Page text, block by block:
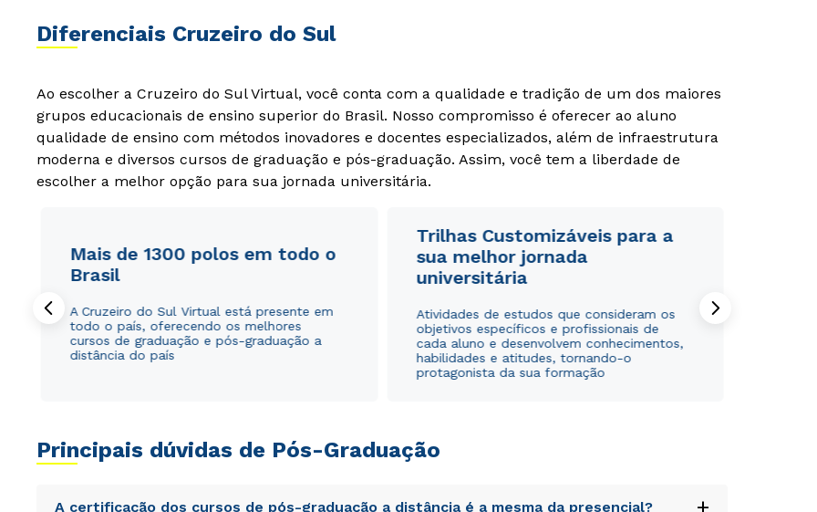
Diferenciais Cruzeiro do Sul
Ao escolher a Cruzeiro do Sul Virtual, você conta com a qualidade e tradição de um dos maiores
grupos educacionais de ensino superior do Brasil. Nosso compromisso é oferecer ao aluno
qualidade de ensino com métodos inovadores e docentes especializados, além de infraestrutura
moderna e diversos cursos de graduação e pós-graduação. Assim, você tem a liberdade de
escolher a melhor opção para sua jornada universitária.
Mais de 1300 polos em todo o
Brasil
A Cruzeiro do Sul Virtual está presente em
todo o país, oferecendo os melhores
cursos de graduação e pós-graduação a
distância do país
Trilhas Customizáveis para a
sua melhor jornada
universitária
Atividades de estudos que consideram os
objetivos específicos e profissionais de
cada aluno e desenvolvem conhecimentos,
habilidades e atitudes, tornando-o
protagonista da sua formação
Principais dúvidas de Pós-Graduação
A certificação dos cursos de pós-graduação a distância é a mesma da presencial?